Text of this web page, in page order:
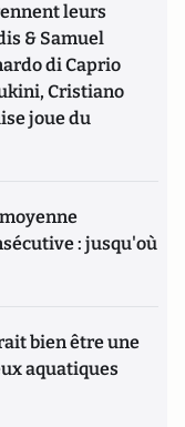
leurs
& Samuel
di Caprio
Cristiano
joue du
: jusqu'où
bien être une
aquatiques